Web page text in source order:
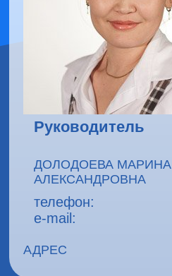
Руководитель
ДОЛОДОЕВА МАРИНА
АЛЕКСАНДРОВНА
телефон:
e-mail:
АДРЕС